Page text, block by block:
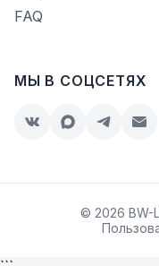
FAQ
МЫ В СОЦСЕТЯХ
© 2026 BW-